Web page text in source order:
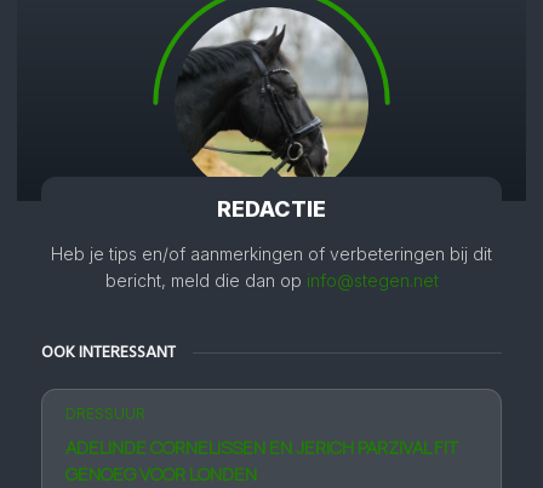
REDACTIE
Heb je tips en/of aanmerkingen of verbeteringen bij dit
bericht, meld die dan op info@stegen.net
OOK INTERESSANT
DRESSUUR
ADELINDE CORNELISSEN EN JERICH PARZIVAL FIT
GENOEG VOOR LONDEN